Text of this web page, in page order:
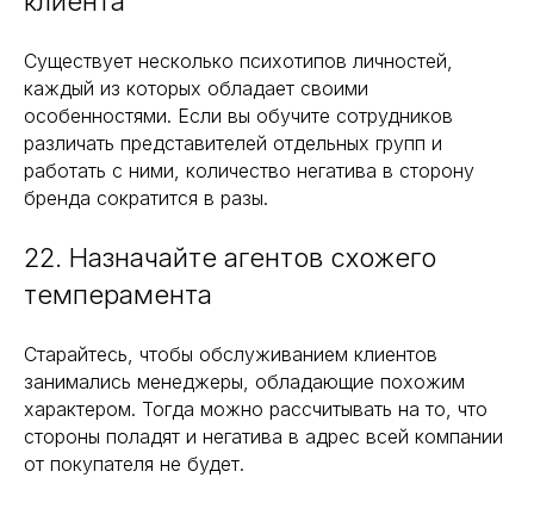
Существует несколько психотипов личностей,
каждый из которых обладает своими
особенностями. Если вы обучите сотрудников
различать представителей отдельных групп и
работать с ними, количество негатива в сторону
бренда сократится в разы.
22. Назначайте агентов схожего
темперамента
Старайтесь, чтобы обслуживанием клиентов
занимались менеджеры, обладающие похожим
характером. Тогда можно рассчитывать на то, что
стороны поладят и негатива в адрес всей компании
от покупателя не будет.